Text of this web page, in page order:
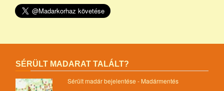
SÉRÜLT MADARAT TALÁLT?
Sérült madár bejelentése - Madármentés